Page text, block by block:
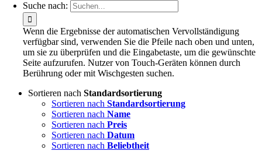
Suche nach:
Wenn die Ergebnisse der automatischen Vervollständigung
verfügbar sind, verwenden Sie die Pfeile nach oben und unten,
um sie zu überprüfen und die Eingabetaste, um die gewünschte
Seite aufzurufen. Nutzer von Touch-Geräten können durch
Berührung oder mit Wischgesten suchen.
Sortieren nach Standardsortierung
Sortieren nach Standardsortierung
Sortieren nach Name
Sortieren nach Preis
Sortieren nach Datum
Sortieren nach Beliebtheit